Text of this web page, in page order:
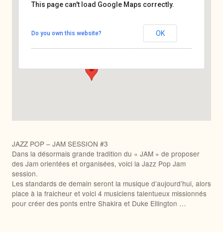
Voir Évènements
This page can't load Google Maps correctly.
Do you own this website? OK
JAZZ POP – JAM SESSION #3
Dans la désormais grande tradition du « JAM » de proposer
des Jam orientées et organisées, voici la Jazz Pop Jam
session.
Les standards de demain seront la musique d’aujourd’hui, alors
place à la fraicheur et voici 4 musiciens talentueux missionnés
pour créer des ponts entre Shakira et Duke Ellington …